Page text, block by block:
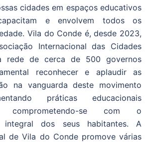
cidades em espaços educativos
e envolvem todos os
Vila do Conde é, desde 2023,
Internacional das Cidades
rede de cerca de 500 governos
reconhecer e aplaudir as
na vanguarda deste movimento
práticas educacionais
comprometendo-se com o
integral dos seus habitantes. A
de Vila do Conde promove várias